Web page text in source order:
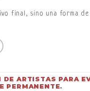
final, sino una forma
DE ARTISTAS PARA
PERMANENTE.